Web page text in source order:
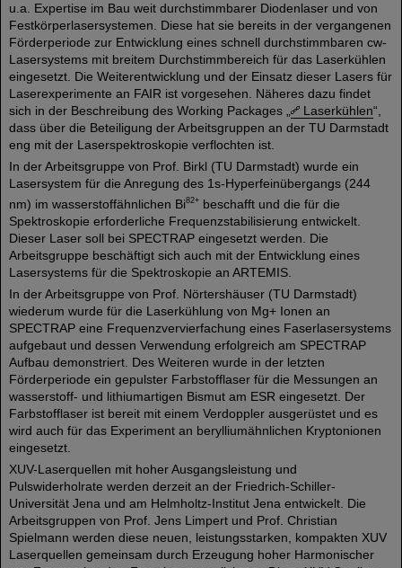
u.a. Expertise im Bau weit durchstimmbarer Diodenlaser und von
Festkörperlasersystemen. Diese hat sie bereits in der vergangenen
Förderperiode zur Entwicklung eines schnell durchstimmbaren cw-
Lasersystems mit breitem Durchstimmbereich für das Laserkühlen
eingesetzt. Die Weiterentwicklung und der Einsatz dieser Lasers für
Laserexperimente an FAIR ist vorgesehen. Näheres dazu findet
sich in der Beschreibung des Working Packages „
Laserkühlen“,
dass über die Beteiligung der Arbeitsgruppen an der TU Darmstadt
eng mit der Laserspektroskopie verflochten ist.
In der Arbeitsgruppe von Prof. Birkl (TU Darmstadt) wurde ein
Lasersystem für die Anregung des 1s-Hyperfeinübergangs (244
nm) im wasserstoffähnlichen Bi82+ beschafft und die für die
Spektroskopie erforderliche Frequenzstabilisierung entwickelt.
Dieser Laser soll bei SPECTRAP eingesetzt werden. Die
Arbeitsgruppe beschäftigt sich auch mit der Entwicklung eines
Lasersystems für die Spektroskopie an ARTEMIS.
In der Arbeitsgruppe von Prof. Nörtershäuser (TU Darmstadt)
wiederum wurde für die Laserkühlung von Mg+ Ionen an
SPECTRAP eine Frequenzvervierfachung eines Faserlasersystems
aufgebaut und dessen Verwendung erfolgreich am SPECTRAP
Aufbau demonstriert. Des Weiteren wurde in der letzten
Förderperiode ein gepulster Farbstofflaser für die Messungen an
wasserstoff- und lithiumartigen Bismut am ESR eingesetzt. Der
Farbstofflaser ist bereit mit einem Verdoppler ausgerüstet und es
wird auch für das Experiment an berylliumähnlichen Kryptonionen
eingesetzt.
XUV-Laserquellen mit hoher Ausgangsleistung und
Pulswiderholrate werden derzeit an der Friedrich-Schiller-
Universität Jena und am Helmholtz-Institut Jena entwickelt. Die
Arbeitsgruppen von Prof. Jens Limpert und Prof. Christian
Spielmann werden diese neuen, leistungsstarken, kompakten XUV
Laserquellen gemeinsam durch Erzeugung hoher Harmonischer